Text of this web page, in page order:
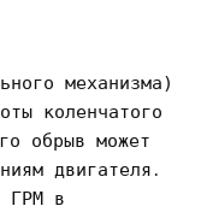
механизма)
коленчатого
обрыв может
двигателя․
ГРМ в